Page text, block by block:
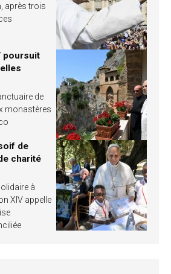
après trois
poursuit
de
monastères
de
charité
à
XIV appelle